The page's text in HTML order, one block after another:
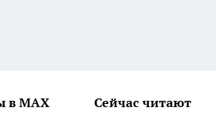
в МАХ Сейчас читают